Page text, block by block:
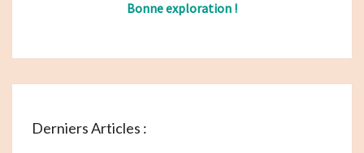
Bonne exploration !
Derniers Articles :